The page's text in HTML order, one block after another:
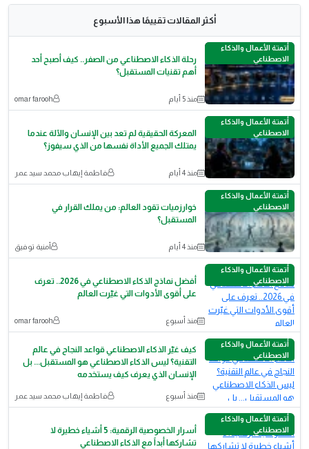
أكثر المقالات تقييمًا هذا الأسبوع
أتمتة الأعمال والذكاء
الاصطناعي
رحلة الذكاء الاصطناعي من الصفر.. كيف أصبح أحد
أهم تقنيات المستقبل؟
منذ 5 أيام omar farooh
أتمتة الأعمال والذكاء
الاصطناعي
المعركة الحقيقية لم تعد بين الإنسان والآلة عندما
يمتلك الجميع الأداة نفسها من الذي سيفوز؟
منذ 4 أيام فاطمة إيهاب محمد سيد عمر
أتمتة الأعمال والذكاء
الاصطناعي
خوارزميات تقود العالم: من يملك القرار في
المستقبل؟
منذ 4 أيام أمنية توفيق
أتمتة الأعمال والذكاء
الاصطناعي
أفضل نماذج الذكاء الاصطناعي في 2026.. تعرف
على أقوى الأدوات التي غيّرت العالم
منذ أسبوع omar farooh
أتمتة الأعمال والذكاء
الاصطناعي
كيف غيّر الذكاء الاصطناعي قواعد النجاح في عالم
التقنية؟ ليس الذكاء الاصطناعي هو المستقبل... بل
الإنسان الذي يعرف كيف يستخدمه
منذ أسبوع فاطمة إيهاب محمد سيد عمر
أتمتة الأعمال والذكاء
الاصطناعي
أسرار الخصوصية الرقمية: 5 أشياء خطيرة لا
تشاركها أبداً مع الذكاء الاصطناعي